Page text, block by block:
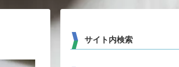
サイト内検索